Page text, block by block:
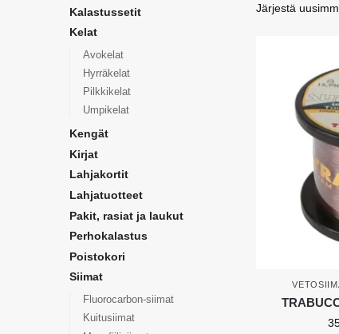
Kalastussetit
Kelat
Avokelat
Hyrräkelat
Pilkkikelat
Umpikelat
Kengät
Kirjat
Lahjakortit
Lahjatuotteet
Pakit, rasiat ja laukut
Perhokalastus
Poistokori
Siimat
Fluorocarbon-siimat
Kuitusiimat